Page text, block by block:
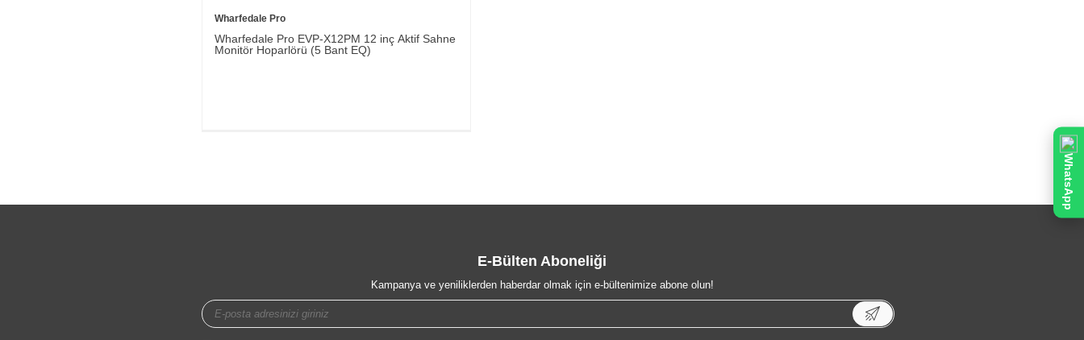
Wharfedale Pro
Wharfedale Pro EVP-X12PM 12 inç Aktif Sahne
Monitör Hoparlörü (5 Bant EQ)
E-Bülten Aboneliği
Kampanya ve yeniliklerden haberdar olmak için e-bültenimize abone olun!
WhatsApp